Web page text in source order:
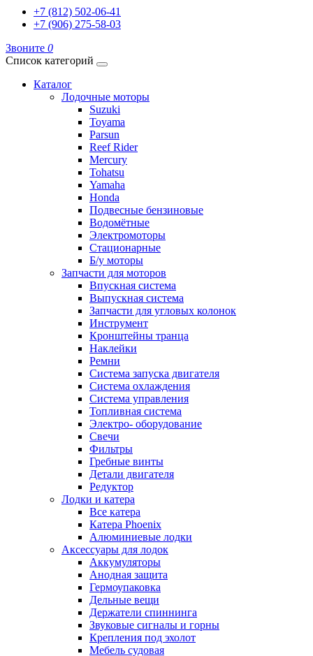
+7 (812) 502-06-41
+7 (906) 275-58-03
Звоните 0
Список категорий
Каталог
Лодочные моторы
Suzuki
Toyama
Parsun
Reef Rider
Mercury
Tohatsu
Yamaha
Honda
Подвесные бензиновые
Водомётные
Электромоторы
Стационарные
Б/у моторы
Запчасти для моторов
Впускная система
Выпускная система
Запчасти для угловых колонок
Инструмент
Кронштейны транца
Наклейки
Ремни
Система запуска двигателя
Система охлаждения
Система управления
Топливная система
Электро- оборудование
Свечи
Фильтры
Гребные винты
Детали двигателя
Редуктор
Лодки и катера
Все катера
Катера Phoenix
Алюминиевые лодки
Аксессуары для лодок
Аккумуляторы
Анодная защита
Гермоупаковка
Дельные вещи
Держатели спиннинга
Звуковые сигналы и горны
Крепления под эхолот
Мебель судовая